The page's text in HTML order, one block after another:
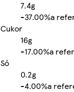
7.4g
-37.00%a
Cukor
16g
-17.00%a
Só
0.2g
-4.00%a